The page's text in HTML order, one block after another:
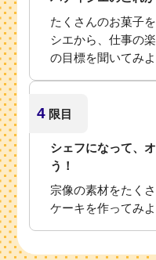
たくさんのお菓子
シエから、仕事の
の目標を聞いてみよ
4 限目
シェフになって、
う！
宗像の素材をたく
ケーキを作ってみよ